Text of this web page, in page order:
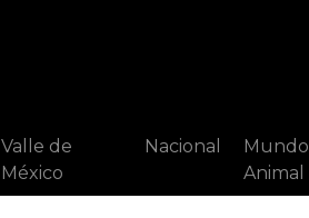
Valle de
México
Nacional
Mundo
Animal